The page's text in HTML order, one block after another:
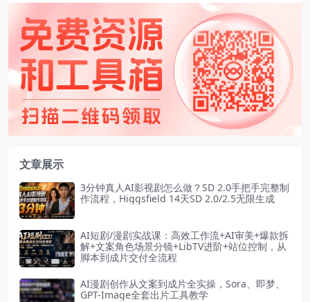
文章展示
3分钟真人AI影视剧怎么做？SD 2.0手把手完整制
作流程，Higgsfield 14天SD 2.0/2.5无限生成
AI短剧/漫剧实战课：高效工作流+AI审美+爆款拆
解+文案角色场景分镜+LibTV进阶+站位控制，从
脚本到成片交付全流程
AI漫剧创作从文案到成片全实操，Sora、即梦、
GPT-Image全套出片工具教学